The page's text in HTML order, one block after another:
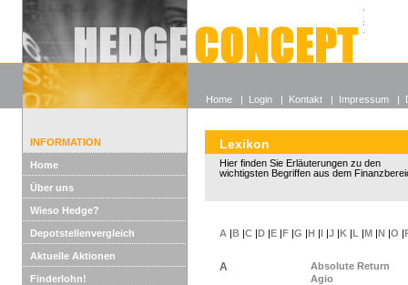
Alle
Wieso
INFORMATION
Home
Über uns
Wieso Hedge?
Depotstellenvergleich
Aktuelle Aktionen
Finderlohn!
Lexikon
Hier finden Sie Erläuterungen zu den
wichtigsten Begriffen aus dem
A |B |C |D |E |F |G |H |I |J |K |L |M |N |O |
A
Absolute Return
Agio
Home | Login | Kontakt | Impressum |